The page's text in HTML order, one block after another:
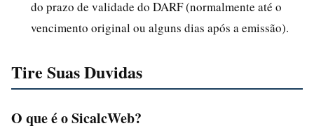
do prazo de validade do DARF (normalmente até o
vencimento original ou alguns dias após a emissão).
Tire Suas Duvidas
O que é o SicalcWeb?